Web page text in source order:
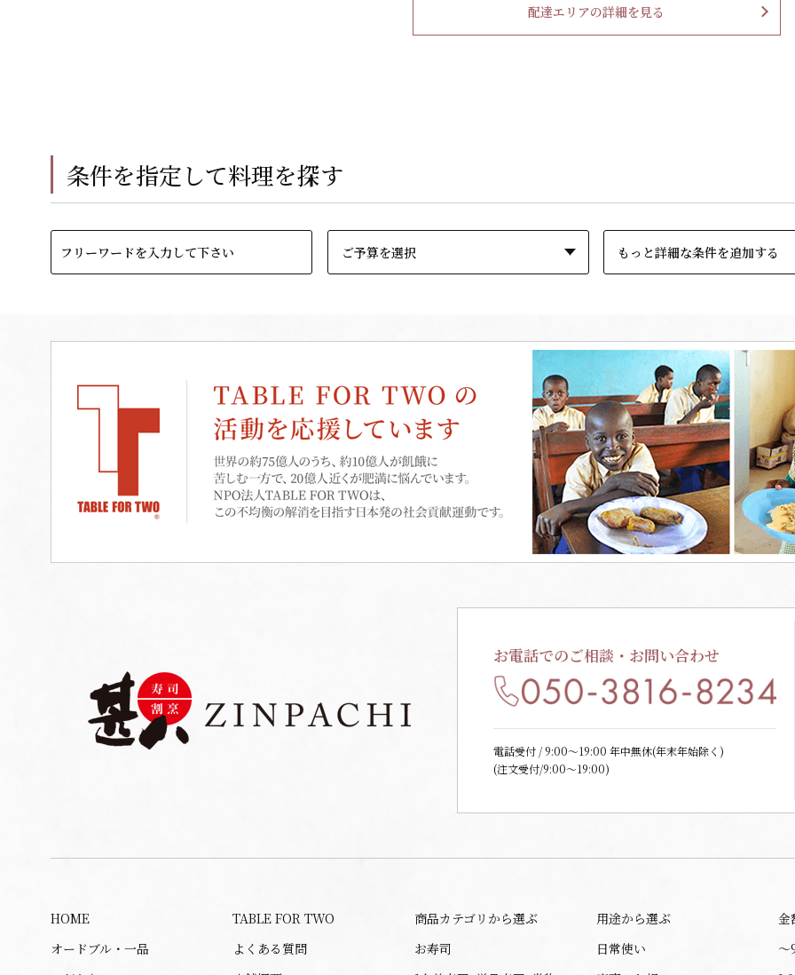
配達エリアの詳細を見る
条件を指定して料理を探す
もっと詳細な条件を追加する
お電話でのご相談・お問い合わせ
電話受付 / 9:00〜19:00 年中無休(年末年始除く)
(注文受付/9:00～19:00)
HOME
オードブル・一品
TABLE FOR TWO
よくある質問
商品カテゴリから選ぶ
お寿司
用途から選ぶ
日常使い
金
〜